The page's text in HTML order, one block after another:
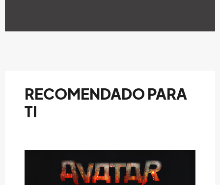
RECOMENDADO PARA
TI